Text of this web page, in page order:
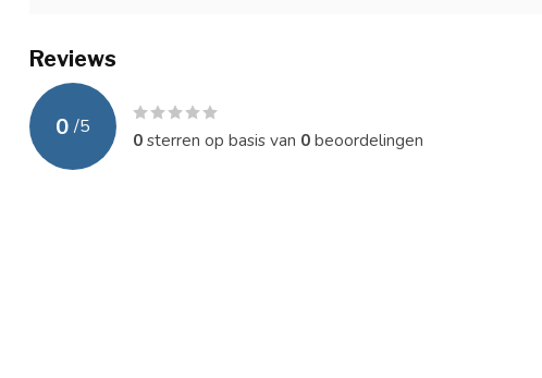
Reviews
0 /5
0sterren op basis van 0beoordelingen